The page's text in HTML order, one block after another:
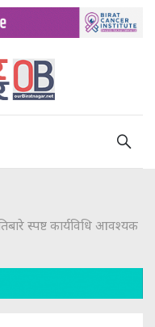
स्पष्ट कार्यविधि आवश्यक